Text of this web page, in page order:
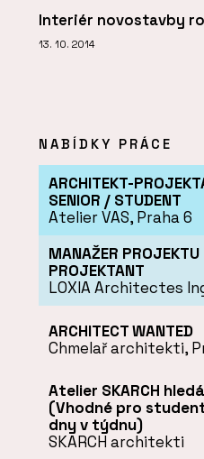
Interiér novostavby
13. 10. 2014
NABÍDKY PRÁCE
ARCHITEKT-
SENIOR / STUDENT
Atelier VAS, Praha 6
MANAŽER PROJEKTU
PROJEKTANT
LOXIA Architectes
ARCHITECT WANTED
Chmelař architekti,
Atelier SKARCH
(Vhodné pro
dny v týdnu)
SKARCH architekti